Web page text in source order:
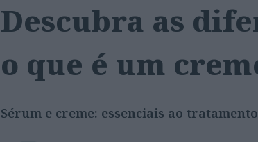
Descubra as
o que é um
Sérum e creme: essenciais ao